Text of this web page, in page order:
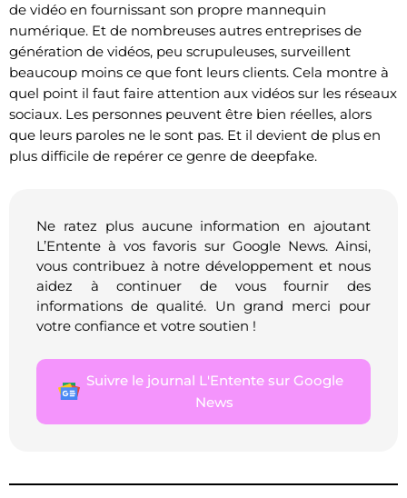
de vidéo en fournissant son propre mannequin
numérique. Et de nombreuses autres entreprises de
génération de vidéos, peu scrupuleuses, surveillent
beaucoup moins ce que font leurs clients. Cela montre à
quel point il faut faire attention aux vidéos sur les réseaux
sociaux. Les personnes peuvent être bien réelles, alors
que leurs paroles ne le sont pas. Et il devient de plus en
plus difficile de repérer ce genre de deepfake.
Ne ratez plus aucune information en ajoutant
L’Entente à vos favoris sur Google News. Ainsi,
vous contribuez à notre développement et nous
aidez à continuer de vous fournir des
informations de qualité. Un grand merci pour
votre confiance et votre soutien !
Suivre le journal L'Entente sur Google
News